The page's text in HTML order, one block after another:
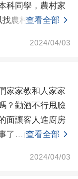
科同學，農村家
農村的但是人一
查看全部
2024/04/03
家家教和人家家
？勸酒不行甩臉
面讓客人進廚房
了…而你的認知
查看全部
2024/04/03